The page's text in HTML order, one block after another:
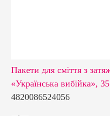
Пакети для сміття з
«Українська вибійка»,
4820086524056